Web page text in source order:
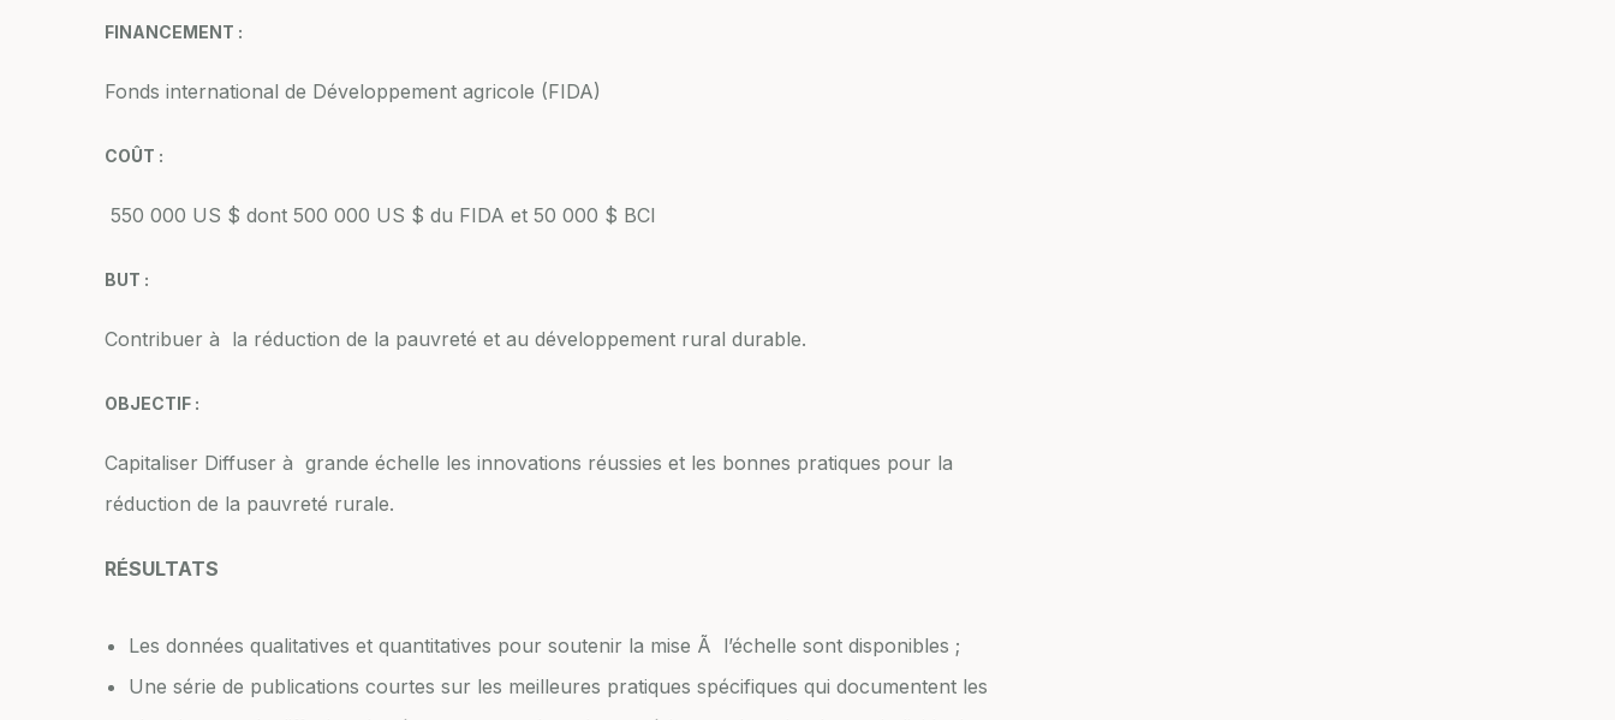
FINANCEMENT :
Fonds international de Développement agricole (FIDA)
COÛT :
550 000 US $ dont 500 000 US $ du FIDA et 50 000 $ BCI
BUT :
Contribuer à la réduction de la pauvreté et au développement rural durable.
OBJECTIF :
Capitaliser Diffuser à grande échelle les innovations réussies et les bonnes pratiques pour la
réduction de la pauvreté rurale.
RÉSULTATS
Les données qualitatives et quantitatives pour soutenir la mise Ã l’échelle sont disponibles ;
Une série de publications courtes sur les meilleures pratiques spécifiques qui documentent les